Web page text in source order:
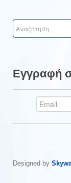
Εγγραφή
Designed by